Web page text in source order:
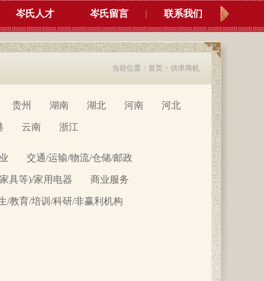
岑氏人才 岑氏留言 联系我们
当前位置： 首页 > 供求商机
贵州 湖南 湖北 河南 河北
云南 浙江
交通/运输/物流/仓储/邮政
具等)/家用电器 商业服务
/教育/培训/科研/非赢利机构